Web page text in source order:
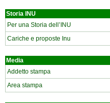
Storia INU
Per una Storia dell’INU
Cariche e proposte Inu
Media
Addetto stampa
Area stampa